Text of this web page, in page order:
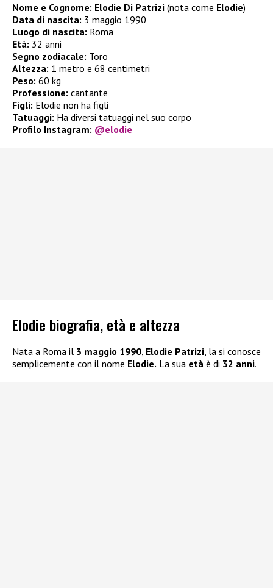
Nome e Cognome: Elodie Di Patrizi (nota come Elodie)
Data di nascita: 3 maggio 1990
Luogo di nascita: Roma
Età: 32 anni
Segno zodiacale: Toro
Altezza: 1 metro e 68 centimetri
Peso: 60 kg
Professione: cantante
Figli: Elodie non ha figli
Tatuaggi: Ha diversi tatuaggi nel suo corpo
Profilo Instagram: @elodie
Elodie biografia, età e altezza
Nata a Roma il 3 maggio 1990, Elodie Patrizi, la si conosce
semplicemente con il nome Elodie. La sua età è di 32 anni.